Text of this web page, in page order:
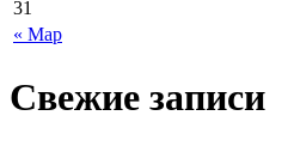
« Мар
31
Свежие записи